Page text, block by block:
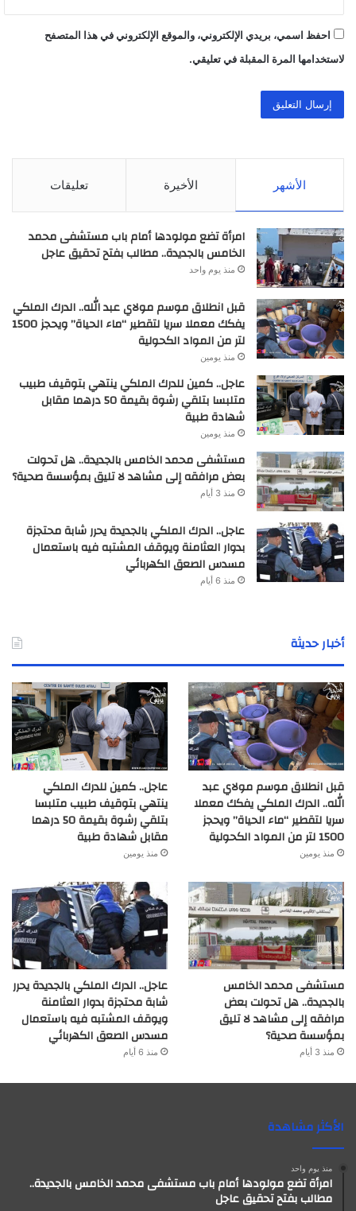
احفظ اسمي، بريدي الإلكتروني، والموقع الإلكتروني في هذا المتصفح
لاستخدامها المرة المقبلة في تعليقي.
الأشهر الأخيرة تعليقات
امرأة تضع مولودها أمام باب مستشفى محمد
الخامس بالجديدة.. مطالب بفتح تحقيق عاجل
منذ يوم واحد
قبل انطلاق موسم مولاي عبد الله.. الدرك الملكي
يفكك معملا سريا لتقطير “ماء الحياة” ويحجز 1500
لتر من المواد الكحولية
منذ يومين
عاجل.. كمين للدرك الملكي ينتهي بتوقيف طبيب
متلبسا بتلقي رشوة بقيمة 50 درهما مقابل
شهادة طبية
منذ يومين
مستشفى محمد الخامس بالجديدة.. هل تحولت
بعض مرافقه إلى مشاهد لا تليق بمؤسسة صحية؟
منذ 3 أيام
عاجل.. الدرك الملكي بالجديدة يحرر شابة محتجزة
بدوار العثامنة ويوقف المشتبه فيه باستعمال
مسدس الصعق الكهربائي
منذ 6 أيام
أخبار حديثة
قبل انطلاق موسم مولاي عبد
الله.. الدرك الملكي يفكك معملا
سريا لتقطير “ماء الحياة” ويحجز
1500 لتر من المواد الكحولية
منذ يومين
عاجل.. كمين للدرك الملكي
ينتهي بتوقيف طبيب متلبسا
بتلقي رشوة بقيمة 50 درهما
مقابل شهادة طبية
منذ يومين
مستشفى محمد الخامس
بالجديدة.. هل تحولت بعض
مرافقه إلى مشاهد لا تليق
بمؤسسة صحية؟
منذ 3 أيام
عاجل.. الدرك الملكي بالجديدة يحرر
شابة محتجزة بدوار العثامنة
ويوقف المشتبه فيه باستعمال
مسدس الصعق الكهربائي
منذ 6 أيام
الأكثر مشاهدة
منذ يوم واحد
امرأة تضع مولودها أمام باب مستشفى محمد الخامس بالجديدة..
مطالب بفتح تحقيق عاجل